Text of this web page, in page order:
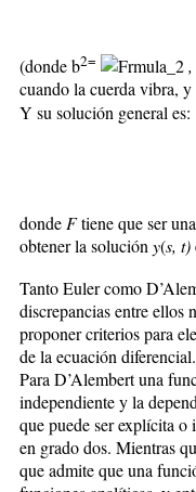
(donde b2=
cuando la cuerda vibra, y
Y su solución general es:
donde Ftiene que ser
obtener la solución y(s, t)
Tanto Euler como
discrepancias entre ellos
proponer criterios para
de la ecuación diferencial.
Para D’Alembert una
independiente y la
que puede ser explícita
en grado dos. Mientras
que admite que una